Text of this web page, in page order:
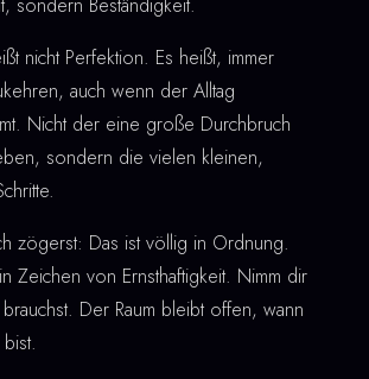
nicht Perfektion. Es heißt, immer
auch wenn der Alltag
Nicht der eine große Durchbruch
sondern die vielen kleinen,
zögerst: Das ist völlig in Ordnung.
Zeichen von Ernsthaftigkeit. Nimm dir
Der Raum bleibt offen, wann